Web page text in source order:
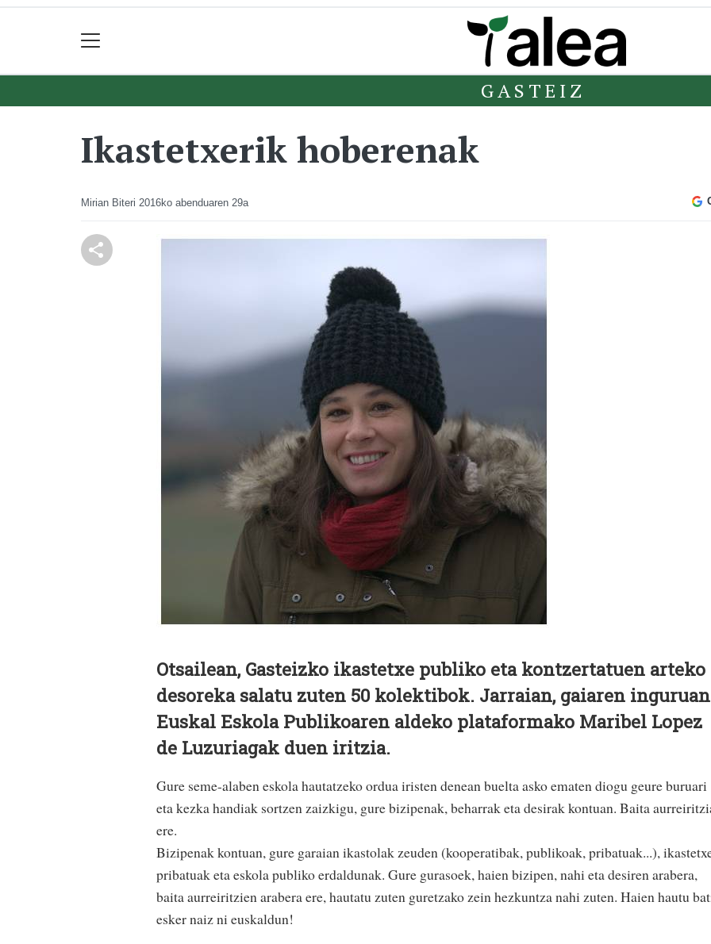
GASTEIZ
Ikastetxerik hoberenak
Mirian Biteri 2016ko abenduaren 29a
Otsailean, Gasteizko ikastetxe publiko eta kontzertatuen arteko
desoreka salatu zuten 50 kolektibok. Jarraian, gaiaren inguruan
Euskal Eskola Publikoaren aldeko plataformako Maribel Lopez
de Luzuriagak duen iritzia.
Gure seme-alaben eskola hautatzeko ordua iristen denean buelta asko ematen diogu geure buruari
eta kezka handiak sortzen zaizkigu, gure bizipenak, beharrak eta desirak kontuan. Baita
ere.
Bizipenak kontuan, gure garaian ikastolak zeuden (kooperatibak, publikoak, pribatuak...),
pribatuak eta eskola publiko erdaldunak. Gure gurasoek, haien bizipen, nahi eta desiren arabera,
baita aurreiritzien arabera ere, hautatu zuten guretzako zein hezkuntza nahi zuten. Haien hautu
esker naiz ni euskaldun!